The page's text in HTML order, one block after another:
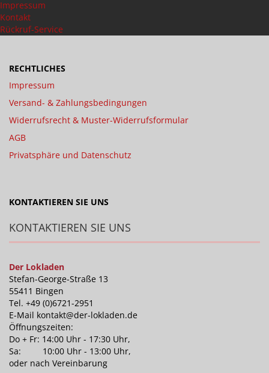
Impressum
Kontakt
Rückruf-Service
RECHTLICHES
Impressum
Versand- & Zahlungsbedingungen
Widerrufsrecht & Muster-Widerrufsformular
AGB
Privatsphäre und Datenschutz
KONTAKTIEREN SIE UNS
KONTAKTIEREN SIE UNS
Der Lokladen
Stefan-George-Straße 13
55411 Bingen
Tel. +49 (0)6721-2951
E-Mail kontakt@der-lokladen.de
Öffnungszeiten:
Do + Fr: 14:00 Uhr - 17:30 Uhr,
Sa: 10:00 Uhr - 13:00 Uhr,
oder nach Vereinbarung